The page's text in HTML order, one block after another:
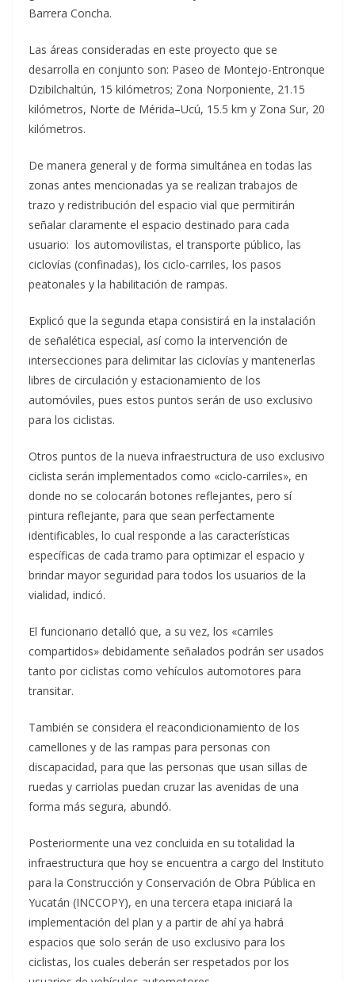
Barrera Concha.
Las áreas consideradas en este proyecto que se
desarrolla en conjunto son: Paseo de Montejo-Entronque
Dzibilchaltún, 15 kilómetros; Zona Norponiente, 21.15
kilómetros, Norte de Mérida–Ucú, 15.5 km y Zona Sur, 20
kilómetros.
De manera general y de forma simultánea en todas las
zonas antes mencionadas ya se realizan trabajos de
trazo y redistribución del espacio vial que permitirán
señalar claramente el espacio destinado para cada
usuario: los automovilistas, el transporte público, las
ciclovías (confinadas), los ciclo-carriles, los pasos
peatonales y la habilitación de rampas.
Explicó que la segunda etapa consistirá en la instalación
de señalética especial, así como la intervención de
intersecciones para delimitar las ciclovías y mantenerlas
libres de circulación y estacionamiento de los
automóviles, pues estos puntos serán de uso exclusivo
para los ciclistas.
Otros puntos de la nueva infraestructura de uso exclusivo
ciclista serán implementados como «ciclo-carriles», en
donde no se colocarán botones reflejantes, pero sí
pintura reflejante, para que sean perfectamente
identificables, lo cual responde a las características
específicas de cada tramo para optimizar el espacio y
brindar mayor seguridad para todos los usuarios de la
vialidad, indicó.
El funcionario detalló que, a su vez, los «carriles
compartidos» debidamente señalados podrán ser usados
tanto por ciclistas como vehículos automotores para
transitar.
También se considera el reacondicionamiento de los
camellones y de las rampas para personas con
discapacidad, para que las personas que usan sillas de
ruedas y carriolas puedan cruzar las avenidas de una
forma más segura, abundó.
Posteriormente una vez concluida en su totalidad la
infraestructura que hoy se encuentra a cargo del Instituto
para la Construcción y Conservación de Obra Pública en
Yucatán (INCCOPY), en una tercera etapa iniciará la
implementación del plan y a partir de ahí ya habrá
espacios que solo serán de uso exclusivo para los
ciclistas, los cuales deberán ser respetados por los